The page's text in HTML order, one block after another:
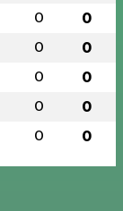
0 0
0 0
0 0
0 0
0 0